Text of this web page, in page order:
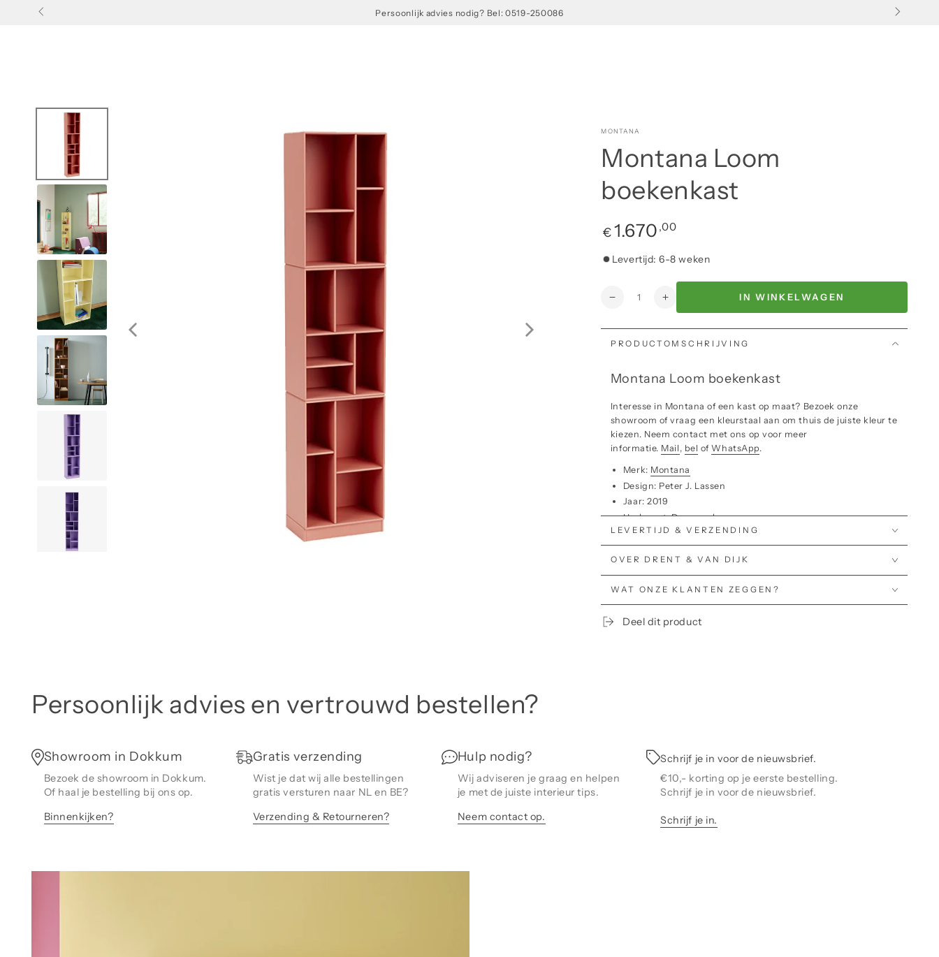
GA NAAR
INHOUD
Persoonlijk advies nodig? Bel: 0519-250086
MONTANA
Montana Loom
boekenkast
Normale
prijs
€1.670 ,00
Levertijd: 6-8 weken
IN WINKELWAGEN
PRODUCTOMSCHRIJVING
Montana Loom boekenkast
Interesse in Montana of een kast op maat? Bezoek onze
showroom of vraag een kleurstaal aan om thuis de juiste kleur te
kiezen. Neem contact met ons op voor meer
informatie. Mail , bel ofWhatsApp.
Merk: Montana
Design: Peter J. Lassen
Jaar: 2019
Herkomst: Denemarken
Maten: diepte 30, breedte 46.8, hoogte 215.8 cm, plint is 7 cm
Materiaal: 12 mm lacquered MDF.
Verkrijgbaar in 41 kleuren
Op aanvraag is deze kast ook op maat te verkrijgen
Loom boekenkast
De boekenplank is verkrijgbaar met ophangrails of plint en
wordt geleverd in alle 41 lakkleuren van Montana.
Over de kleuren van Montana
LEVERTIJD & VERZENDING
OVER DRENT & VAN DIJK
WAT ONZE KLANTEN ZEGGEN?
Deel dit product
Persoonlijk advies en vertrouwd bestellen?
Showroom in Dokkum
Bezoek de showroom in Dokkum.
Of haal je bestelling bij ons op.
Binnenkijken?
Gratis verzending
Wist je dat wij alle bestellingen
gratis versturen naar NL en BE?
Verzending & Retourneren?
Hulp nodig?
Wij adviseren je graag en helpen
je met de juiste interieur tips.
Neem contact op.
Schrijf je in voor de nieuwsbrief.
€10,- korting op je eerste bestelling.
Schrijf je in voor de nieuwsbrief.
Schrijf je in.